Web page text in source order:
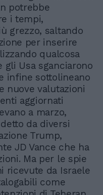
potrebbe
i tempi,
grezzo, saltando
per inserire
qualcosa
Usa sganciarono
infine sottolineano
nuove valutazioni
aggiornati
a marzo,
da diversi
Trump,
JD Vance che ha
Ma per le spie
ricevute da Israele
come